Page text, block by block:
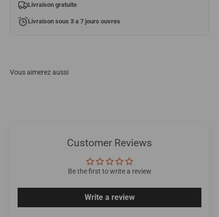
Livraison gratuite
Livraison sous 3 a 7 jours ouvres
Customer Reviews
Be the first to write a review
Write a review